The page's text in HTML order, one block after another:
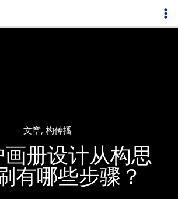
文章, 构传播
册设计从构思
有哪些步骤？